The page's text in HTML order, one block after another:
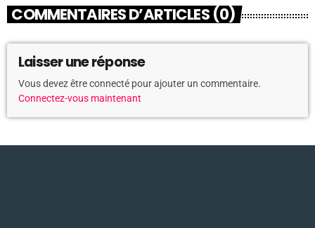
COMMENTAIRES D’ARTICLES (0)
Laisser une réponse
Vous devez être connecté pour ajouter un commentaire.
Connectez-vous maintenant